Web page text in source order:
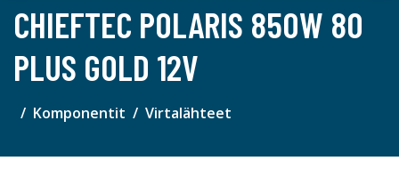
CHIEFTEC POLARIS 850W 80
PLUS GOLD 12V
Komponentit Virtalähteet